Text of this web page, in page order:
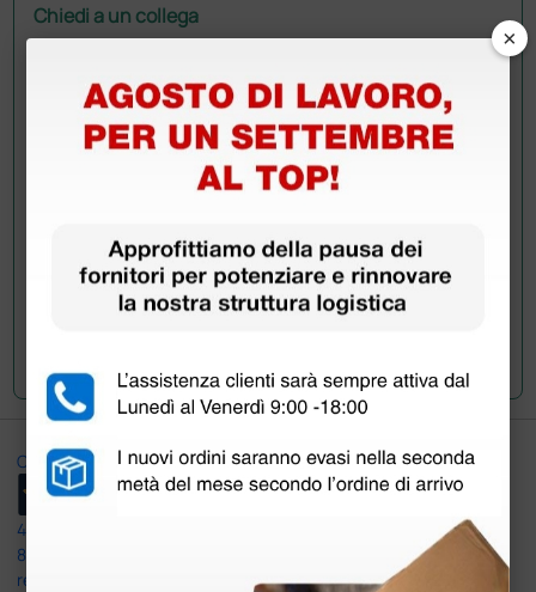
Chiedi a un collega
informazioni?
Invia ora la tua domanda ai colleghi che hanno già
acquistato questo prodotto.
Ottimo
4,6
8.330
recensioni
×